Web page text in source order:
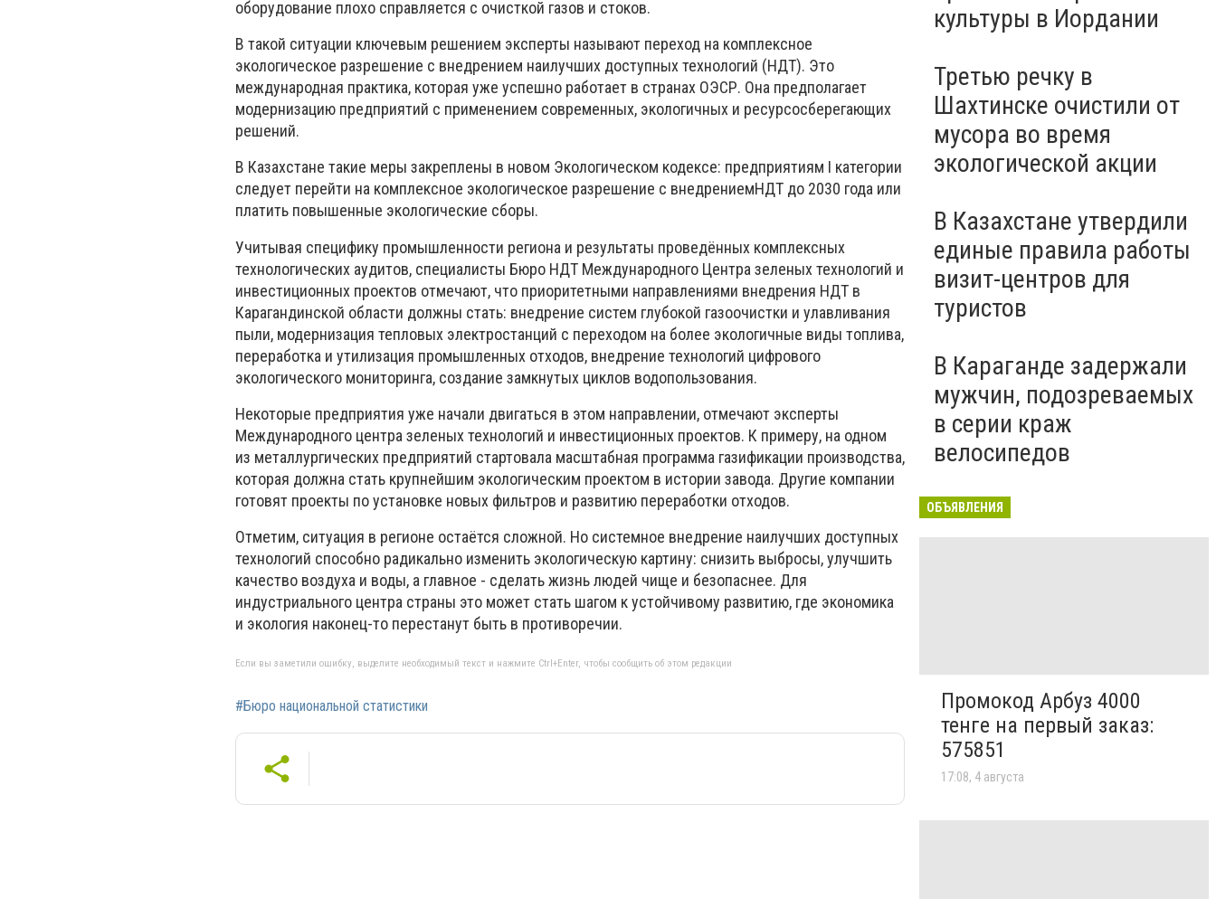
оборудование плохо справляется с очисткой газов и стоков.
В такой ситуации ключевым решением эксперты называют переход на комплексное
экологическое разрешение с внедрением наилучших доступных технологий (НДТ). Это
международная практика, которая уже успешно работает в странах ОЭСР. Она предполагает
модернизацию предприятий с применением современных, экологичных и ресурсосберегающих
решений.
В Казахстане такие меры закреплены в новом Экологическом кодексе: предприятиям I категории
следует перейти на комплексное экологическое разрешение с внедрениемНДТ до 2030 года или
платить повышенные экологические сборы.
Учитывая специфику промышленности региона и результаты проведённых комплексных
технологических аудитов, специалисты Бюро НДТ Международного Центра зеленых технологий и
инвестиционных проектов отмечают, что приоритетными направлениями внедрения НДТ в
Карагандинской области должны стать: внедрение систем глубокой газоочистки и улавливания
пыли, модернизация тепловых электростанций с переходом на более экологичные виды топлива,
переработка и утилизация промышленных отходов, внедрение технологий цифрового
экологического мониторинга, создание замкнутых циклов водопользования.
Некоторые предприятия уже начали двигаться в этом направлении, отмечают эксперты
Международного центра зеленых технологий и инвестиционных проектов. К примеру, на одном
из металлургических предприятий стартовала масштабная программа газификации производства,
которая должна стать крупнейшим экологическим проектом в истории завода. Другие компании
готовят проекты по установке новых фильтров и развитию переработки отходов.
Отметим, ситуация в регионе остаётся сложной. Но системное внедрение наилучших доступных
технологий способно радикально изменить экологическую картину: снизить выбросы, улучшить
качество воздуха и воды, а главное - сделать жизнь людей чище и безопаснее. Для
индустриального центра страны это может стать шагом к устойчивому развитию, где экономика
и экология наконец-то перестанут быть в противоречии.
Если вы заметили ошибку, выделите необходимый текст и нажмите Ctrl+Enter, чтобы сообщить об этом редакции
#Бюро национальной статистики
культуры в Иордании
Третью речку в
Шахтинске очистили от
мусора во время
экологической акции
В Казахстане утвердили
единые правила работы
визит-центров для
туристов
В Караганде задержали
мужчин, подозреваемых
в серии краж
велосипедов
ОБЪЯВЛЕНИЯ
Промокод Арбуз 4000
тенге на первый заказ:
575851
17:08, 4 августа